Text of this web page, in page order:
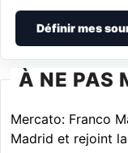
Définir mes
À NE PAS
Mercato: Franco
Madrid et rejoint